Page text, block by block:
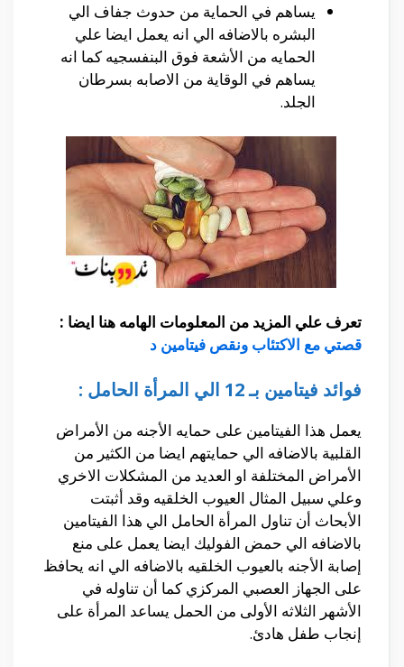
يساهم في الحماية من حدوث جفاف الي
البشره بالاضافه الي انه يعمل ايضا علي
الحمايه من الأشعة فوق البنفسجيه كما انه
يساهم في الوقاية من الاصابه بسرطان
الجلد.
تعرف علي المزيد من المعلومات الهامه هنا ايضا :
قصتي مع الاكتئاب ونقص فيتامين د
فوائد فيتامين بـ 12 الي المرأة الحامل :
يعمل هذا الفيتامين على حمايه الأجنه من الأمراض
القلبية بالاضافه الي حمايتهم ايضا من الكثير من
الأمراض المختلفة او العديد من المشكلات الاخري
وعلي سبيل المثال العيوب الخلقيه وقد أثبتت
الأبحاث أن تناول المرأة الحامل الي هذا الفيتامين
بالاضافه الي حمض الفوليك ايضا يعمل على منع
إصابة الأجنه بالعيوب الخلقيه بالاضافه الي انه يحافظ
على الجهاز العصبي المركزي كما أن تناوله في
الأشهر الثلاثه الأولى من الحمل يساعد المرأة على
إنجاب طفل هادئ.